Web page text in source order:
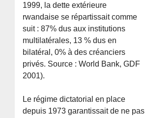
1999, la dette extérieure
rwandaise se répartissait comme
suit : 87% dus aux institutions
multilatérales, 13 % dus en
bilatéral, 0% à des créanciers
privés. Source : World Bank, GDF
2001).
Le régime dictatorial en place
depuis 1973 garantissait de ne pas